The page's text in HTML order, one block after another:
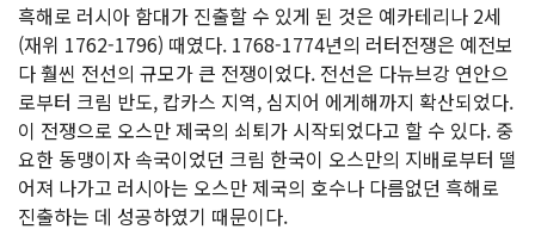
흑해로 러시아 함대가 진출할 수 있게 된 것은 예카테리나 2세
(재위 1762-1796) 때였다. 1768-1774년의 러터전쟁은 예전보
다 훨씬 전선의 규모가 큰 전쟁이었다. 전선은 다뉴브강 연안으
로부터 크림 반도, 캅카스 지역, 심지어 에게해까지 확산되었다.
이 전쟁으로 오스만 제국의 쇠퇴가 시작되었다고 할 수 있다. 중
요한 동맹이자 속국이었던 크림 한국이 오스만의 지배로부터 떨
어져 나가고 러시아는 오스만 제국의 호수나 다름없던 흑해로
진출하는 데 성공하였기 때문이다.